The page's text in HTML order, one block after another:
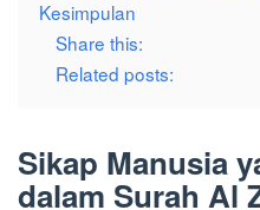
Kesimpulan
Share this:
Related posts:
Sikap Manusia
dalam Surah Al